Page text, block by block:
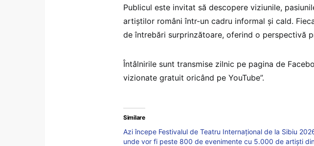
Publicul este invitat să descopere viziunile,
artiștilor români într-un cadru informal și cald.
de întrebări surprinzătoare, oferind o perspectivă
Întâlnirile sunt transmise zilnic pe pagina de
vizionate gratuit oricând pe YouTube”.
Similare
Azi începe Festivalul de Teatru Internațional de la Sibiu
unde vor fi peste 800 de evenimente cu 5.000 de artiști